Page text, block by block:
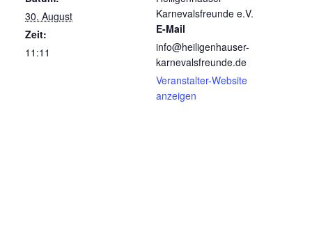
30. August
Zeit:
11:11
Karnevalsfreunde e.V.
E-Mail
info@heiligenhauser-
karnevalsfreunde.de
Veranstalter-Website
anzeigen